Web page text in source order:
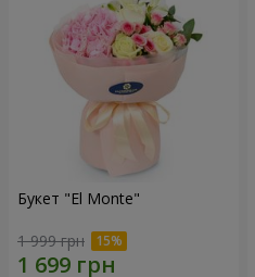
Букет "El Monte"
1 999 грн